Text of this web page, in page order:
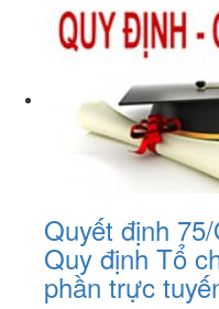
Quyết định
Quy định Tổ
phần trực